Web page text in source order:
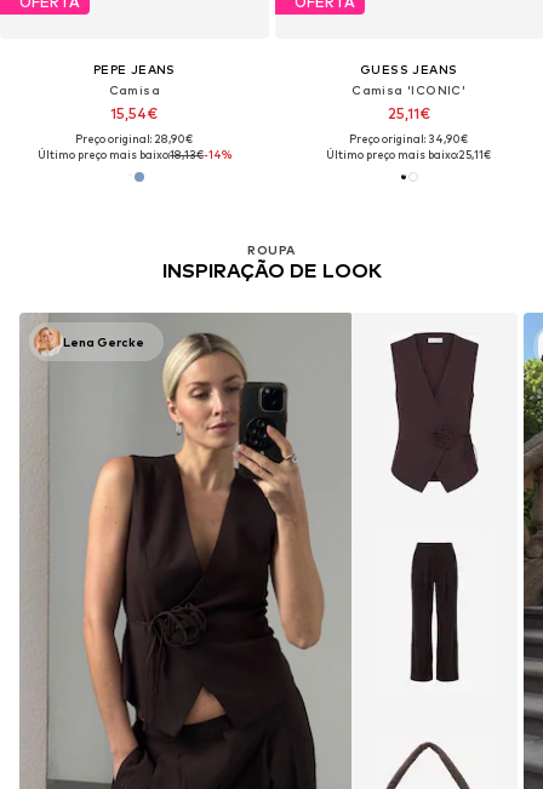
PEPE JEANS
Camisa
15,54€
Preço original: 28,90€
Último preço mais baixo:18,13€-14%
GUESS JEANS
Camisa 'ICONIC'
25,11€
Preço original: 34,90€
Último preço mais baixo:25,11€
ROUPA
INSPIRAÇÃO DE LOOK
Lena Gercke